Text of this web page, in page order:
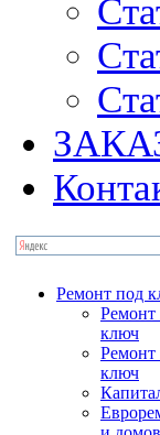
Ремонт под
Ремонт
ключ
Ремонт
ключ